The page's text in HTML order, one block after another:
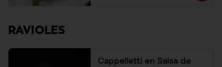
RAVIOLES
Cappelletti en Salsa de